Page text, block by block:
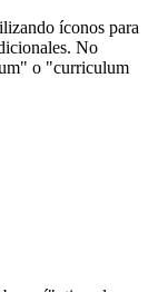
íconos para
No
o "curriculum